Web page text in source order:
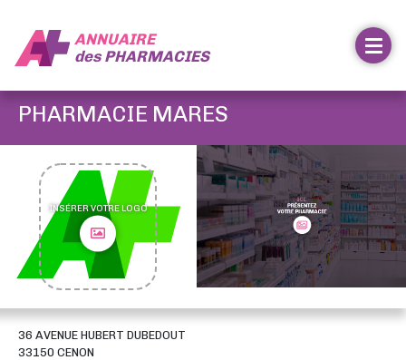
ANNUAIRE
desPHARMACIES
PHARMACIE MARES
INSÉRER VOTRE LOGO
36 AVENUE HUBERT DUBEDOUT
33150 CENON